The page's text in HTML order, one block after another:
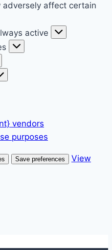
affect certain
active
vendors
purposes
Save preferences
View